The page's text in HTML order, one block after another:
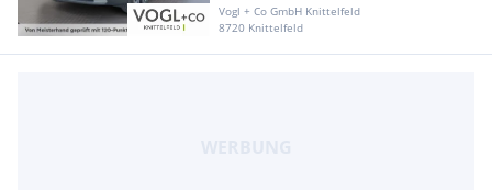
Vogl + Co GmbH Knittelfeld
8720 Knittelfeld